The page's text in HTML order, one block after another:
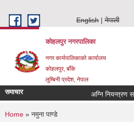
English
नेपाली
कोहलपुर नगरपालिका
नगर कार्यपालिकाको कार्यालय
कोहलपुर, बाँके
लुम्बिनी प्रदेश, नेपाल
समाचार
You are here
Home » नमुना पाण्डे